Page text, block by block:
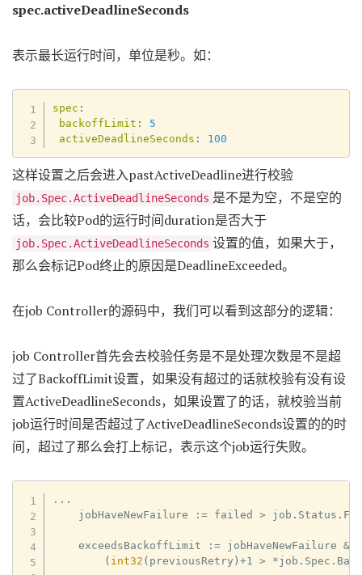
spec.activeDeadlineSeconds
表示最长运行时间，单位是秒。如：
spec :
backoffLimit :
5
activeDeadlineSeconds : 100
这样设置之后会进入pastActiveDeadline进行校验
job.Spec.ActiveDeadlineSeconds 是不是为空，不是空的
话，会比较Pod的运行时间duration是否大于
job.Spec.ActiveDeadlineSeconds 设置的值，如果大于，
那么会标记Pod终止的原因是DeadlineExceeded。
在job Controller的源码中，我们可以看到这部分的逻辑：
job Controller首先会去校验任务是不是处理次数是不是超
过了BackoffLimit设置，如果没有超过的话就校验有没有设
置ActiveDeadlineSeconds，如果设置了的话，就校验当前
job运行时间是否超过了ActiveDeadlineSeconds设置的的时
间，超过了那么会打上标记，表示这个job运行失败。
...
    jobHaveNewFailure
:= failed > job . Status .
    exceedsBackoffLimit
:= jobHaveNewFailure &&
( int32 ( previousRetry )+1 > *job . Spec .